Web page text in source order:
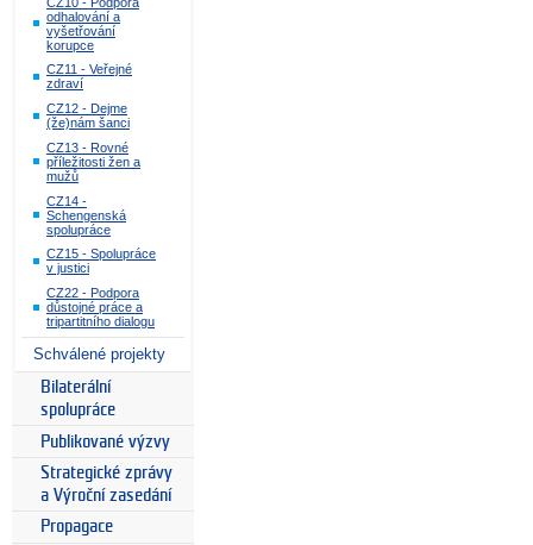
odhalování a
vyšetřování
korupce
CZ11 - Veřejné
zdraví
CZ12 - Dejme
(že)nám šanci
CZ13 - Rovné
příležitosti žen a
mužů
CZ14 -
Schengenská
spolupráce
CZ15 - Spolupráce
v justici
CZ22 - Podpora
důstojné práce a
tripartitního dialogu
Schválené projekty
Bilaterální
spolupráce
Publikované výzvy
Strategické zprávy
a Výroční zasedání
Propagace